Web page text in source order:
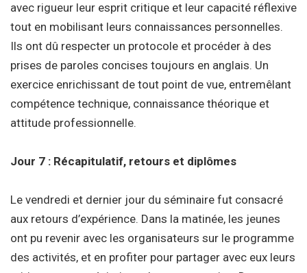
avec rigueur leur esprit critique et leur capacité réflexive
tout en mobilisant leurs connaissances personnelles.
Ils ont dû respecter un protocole et procéder à des
prises de paroles concises toujours en anglais. Un
exercice enrichissant de tout point de vue, entremêlant
compétence technique, connaissance théorique et
attitude professionnelle.
Jour 7 : Récapitulatif, retours et diplômes
Le vendredi et dernier jour du séminaire fut consacré
aux retours d’expérience. Dans la matinée, les jeunes
ont pu revenir avec les organisateurs sur le programme
des activités, et en profiter pour partager avec eux leurs